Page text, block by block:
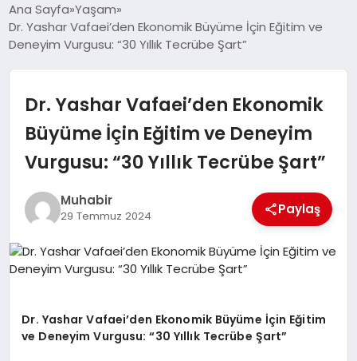
SIYASET
SPOR
TEKNOLOJI
MAGAZIN
YAŞAM
Ana Sayfa Yaşam
Dr. Yashar Vafaei’den Ekonomik Büyüme İçin Eğitim ve
Deneyim Vurgusu: “30 Yıllık Tecrübe Şart”
Dr. Yashar Vafaei’den Ekonomik
Büyüme İçin Eğitim ve Deneyim
Vurgusu: “30 Yıllık Tecrübe Şart”
Muhabir
29 Temmuz 2024 Paylaş
Dr. Yashar Vafaei’den Ekonomik Büyüme İçin Eğitim
ve Deneyim Vurgusu: “30 Yıllık Tecrübe Şart”